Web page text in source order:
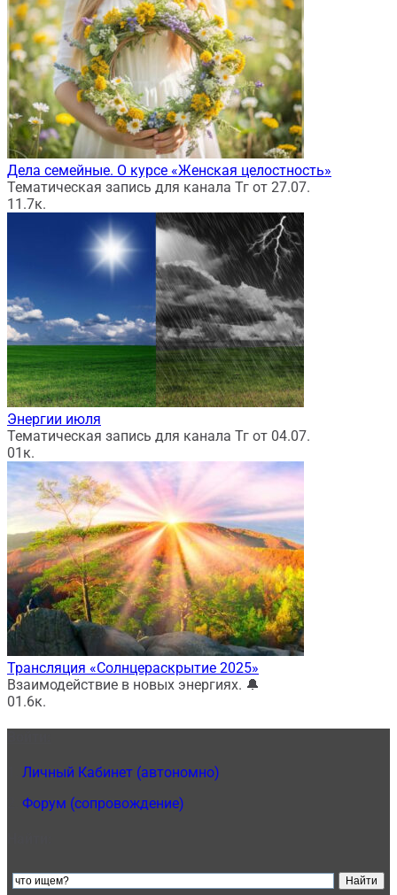
Дела семейные. О курсе «Женская целостность»
Тематическая запись для канала Тг от 27.07.
1 1.7к.
Энергии июля
Тематическая запись для канала Тг от 04.07.
01к.
Трансляция «Солнцераскрытие 2025»
Взаимодействие в новых энергиях. 🔔
01.6к.
Личный Кабинет (автономно)
Форум (сопровождение)